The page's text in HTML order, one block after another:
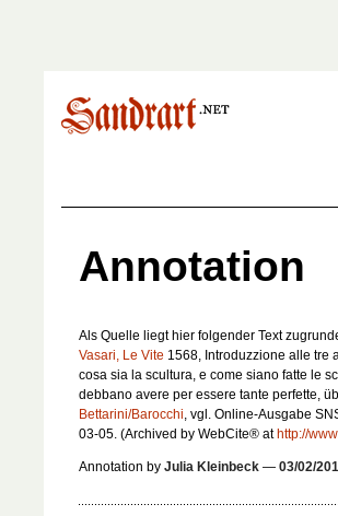
Annotation
Als Quelle liegt hier folgender Text
Vasari, Le Vite 1568, Introduzzione alle tre
cosa sia la scultura, e come siano fatte le
debbano avere per essere tante perfette,
Bettarini/Barocchi, vgl. Online-Ausgabe
03-05. (Archived by WebCite® at http://
Annotation by Julia Kleinbeck — 03/02/